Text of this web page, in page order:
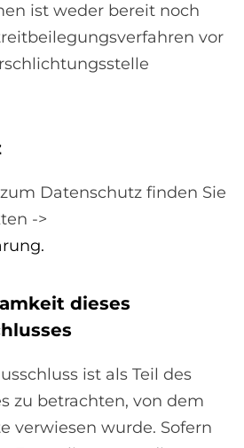
ist weder bereit noch
vor
Datenschutz finden Sie
->
die­ses
ist als Teil des
zu betrachten, von dem
verwiesen wurde. Sofern